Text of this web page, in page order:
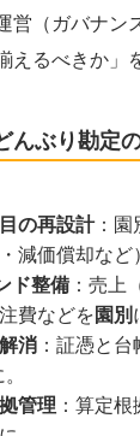
営（ガバナン
えるべきか」
ぶり勘定の
の再設計：園
減価償却など
ド整備 ：売上
費などを園別
消 ：証憑と
管理 ：算定